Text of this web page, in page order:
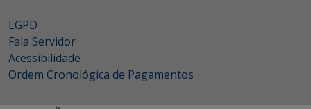
LGPD
Fala Servidor
Acessibilidade
Ordem Cronológica de Pagamentos